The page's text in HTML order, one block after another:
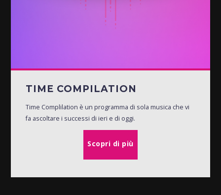
TIME COMPILATION
Time Complilation è un programma di sola musica che vi
fa ascoltare i successi di ieri e di oggi.
Scopri di più